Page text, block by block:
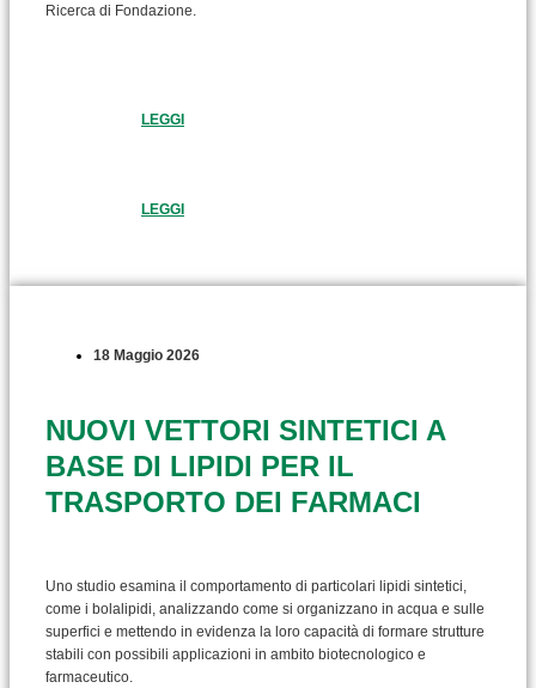
Ricerca di Fondazione.
LEGGI
LEGGI
18 Maggio 2026
NUOVI VETTORI SINTETICI A
BASE DI LIPIDI PER IL
TRASPORTO DEI FARMACI
Uno studio esamina il comportamento di particolari lipidi sintetici,
come i bolalipidi, analizzando come si organizzano in acqua e sulle
superfici e mettendo in evidenza la loro capacità di formare strutture
stabili con possibili applicazioni in ambito biotecnologico e
farmaceutico.